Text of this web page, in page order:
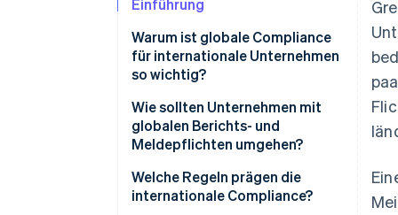
Einführung
Warum ist globale Compliance
für internationale Unternehmen
so wichtig?
Damit arbeiten Sie legal
Ein Signal an Kunden, Partner
und Aufsichtsbehörden senden
Zugang zu neuen Märkten wird
Wie sollten Unternehmen mit
globalen Berichts- und
Meldepflichten umgehen?
Erfassen Sie alle
Anforderungen, wo immer Sie
Welche Regeln prägen die
internationale Compliance?